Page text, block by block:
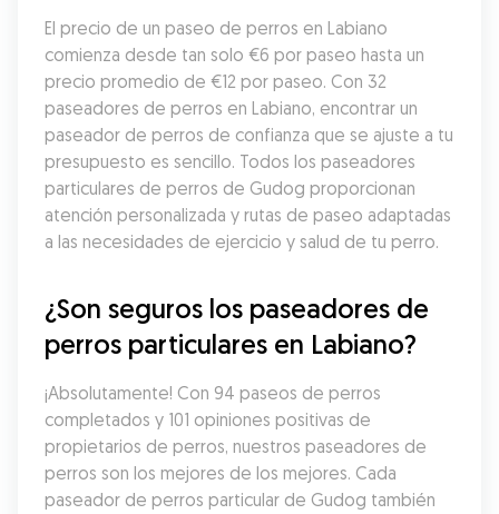
El precio de un paseo de perros en Labiano
comienza desde tan solo €6 por paseo hasta un
precio promedio de €12 por paseo. Con 32
paseadores de perros en Labiano, encontrar un
paseador de perros de confianza que se ajuste a tu
presupuesto es sencillo. Todos los paseadores
particulares de perros de Gudog proporcionan
atención personalizada y rutas de paseo adaptadas
a las necesidades de ejercicio y salud de tu perro.
¿Son seguros los paseadores de
perros particulares en Labiano?
¡Absolutamente! Con 94 paseos de perros
completados y 101 opiniones positivas de
propietarios de perros, nuestros paseadores de
perros son los mejores de los mejores. Cada
paseador de perros particular de Gudog también